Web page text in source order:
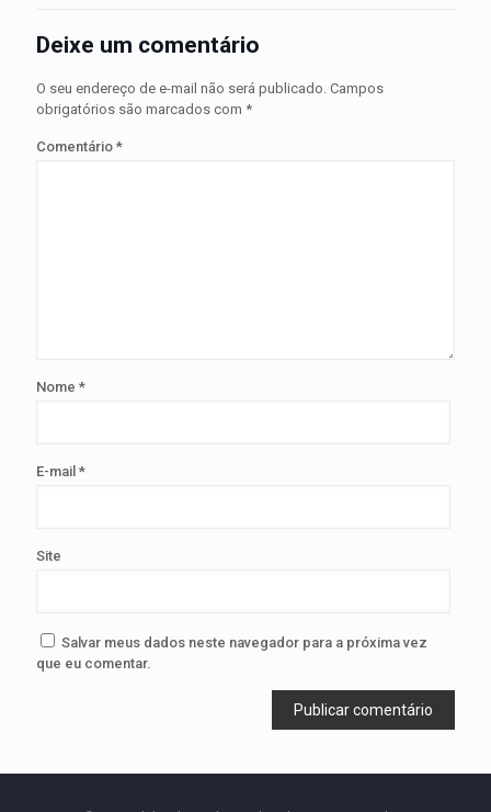
Deixe um comentário
O seu endereço de e-mail não será publicado. Campos
obrigatórios são marcados com *
Comentário *
Nome *
E-mail *
Site
Salvar meus dados neste navegador para a próxima vez
que eu comentar.